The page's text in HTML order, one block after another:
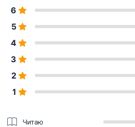
6
5
4
3
2
1
Читаю